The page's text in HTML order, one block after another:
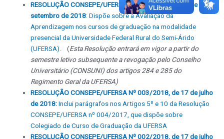
RESOLUÇÃO CONSEPE/UFERSA Nº 004/2018, de 20 de
setembro de 2018: Dispõe sobre a Avaliação da
Aprendizagem nos cursos de graduação na modalidade
presencial da Universidade Federal Rural do Semi-Árido
(UFERSA).
(Esta Resolução entrará em vigor a partir do
semestre letivo subsequente a revogação pelo Conselho
Universitário (CONSUNI) dos artigos 284 e 285 do
Regimento Geral da UFERSA)
RESOLUÇÃO CONSEPE/UFERSA Nº 003/2018, de 17 de julho
de 2018:Inclui parágrafos nos Artigos 5º e 10 da Resolução
CONSEPE/UFERSA nº 004/2017, que dispõe sobre
Colegiado de Curso de Graduação da UFERSA
RESOLUÇÃO CONSEPE/UFERSA Nº 002/2018, de 17 de julho